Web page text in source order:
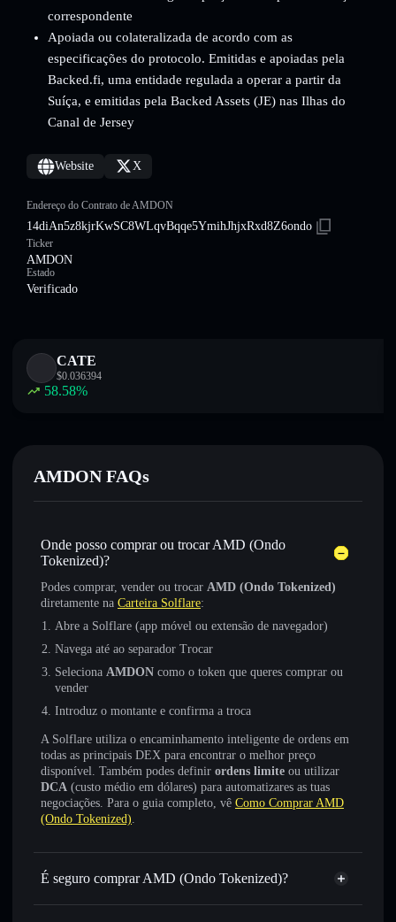
correspondente
Apoiada ou colateralizada de acordo com as
especificações do protocolo. Emitidas e apoiadas pela
Backed.fi, uma entidade regulada a operar a partir da
Suíça, e emitidas pela Backed Assets (JE) nas Ilhas do
Canal de Jersey
Website X
Endereço do Contrato de AMDON
14diAn5z8kjrKwSC8WLqvBqqe5YmihJhjxRxd8Z6ondo
Ticker
AMDON
Estado
Verificado
CATE
$0.036394
58.58%
AMDON FAQs
Onde posso comprar ou trocar AMD (Ondo
Tokenized)?
Podes comprar, vender ou trocar AMD (Ondo Tokenized)
diretamente na Carteira Solflare:
Abre a Solflare (app móvel ou extensão de navegador)
Navega até ao separador Trocar
Seleciona AMDON como o token que queres comprar ou
vender
Introduz o montante e confirma a troca
A Solflare utiliza o encaminhamento inteligente de ordens em
todas as principais DEX para encontrar o melhor preço
disponível. Também podes definir ordens limite ou utilizar
DCA (custo médio em dólares) para automatizares as tuas
negociações. Para o guia completo, vê Como Comprar AMD
(Ondo Tokenized).
É seguro comprar AMD (Ondo Tokenized)?
AMD (Ondo Tokenized) token verificado